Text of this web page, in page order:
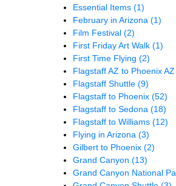
Essential Items (1)
February in Arizona (1)
Film Festival (2)
First Friday Art Walk (1)
First Time Flying (2)
Flagstaff AZ to Phoenix AZ
Flagstaff Shuttle (9)
Flagstaff to Phoenix (52)
Flagstaff to Sedona (18)
Flagstaff to Williams (12)
Flying in Arizona (3)
Gilbert to Phoenix (2)
Grand Canyon (13)
Grand Canyon National